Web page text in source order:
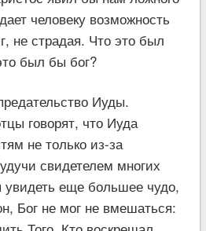
человеку возможность
не страдая. Что это был
был бы бог?
Иуды.
говорят, что Иуда
не только из-за
свидетелем многих
увидеть еще большее чудо,
Бог не мог не вмешаться: